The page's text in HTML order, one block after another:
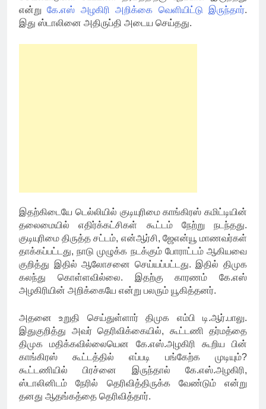
என்று கே.எஸ் அழகிரி அறிக்கை வெளியிட்டு இருந்தார்.
இது ஸ்டாலினை அதிருப்தி அடைய செய்தது.
இதற்கிடையே டெல்லியில் குடியுரிமை காங்கிரஸ் கமிட்டியின்
தலைமையில் எதிர்க்கட்சிகள் கூட்டம் நேற்று நடந்தது.
குடியுரிமை திருத்த சட்டம், என்ஆர்சி, ஜேஎன்யூ மாணவர்கள்
தாக்கப்பட்டது, நாடு முழுக்க நடக்கும் போராட்டம் ஆகியவை
குறித்து இதில் ஆலோசனை செய்யப்பட்டது. இதில் திமுக
கலந்து கொள்ளவில்லை. இதற்கு காரணம் கே.எஸ்
அழகிரியின் அறிக்கையே என்று பலரும் யூகித்தனர்.
அதனை உறுதி செய்துள்ளார் திமுக எம்பி டி.ஆர்.பாலு.
இதுகுறித்து அவர் தெரிவிக்கையில், கூட்டணி தர்மத்தை
திமுக மதிக்கவில்லையென கே.எஸ்.அழகிரி கூறிய பின்
காங்கிரஸ் கூட்டத்தில் எப்படி பங்கேற்க முடியும்?
கூட்டணியில் பிரச்னை இருந்தால் கே.எஸ்.அழகிரி,
ஸ்டாலினிடம் நேரில் தெரிவித்திருக்க வேண்டும் என்று
தனது ஆதங்கத்தை தெரிவித்தார்.